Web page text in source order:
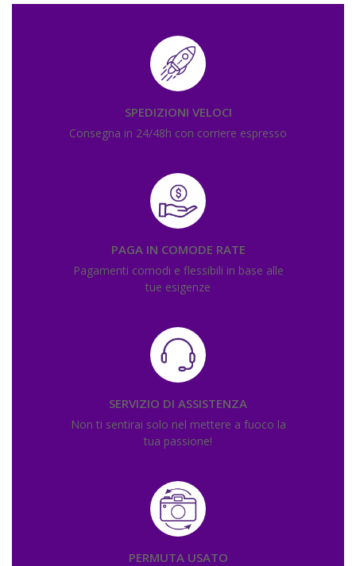
SPEDIZIONI VELOCI
Consegna in 24/48h con corriere espresso
PAGA IN COMODE RATE
Pagamenti comodi e flessibili in base alle
tue esigenze
SERVIZIO DI ASSISTENZA
Non ti sentirai solo nel mettere a fuoco la
tua passione!
PERMUTA USATO